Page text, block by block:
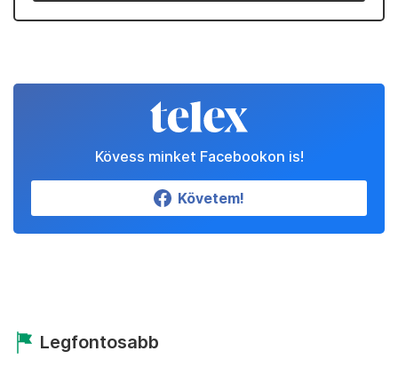
Kövess minket Facebookon is!
Követem!
Legfontosabb